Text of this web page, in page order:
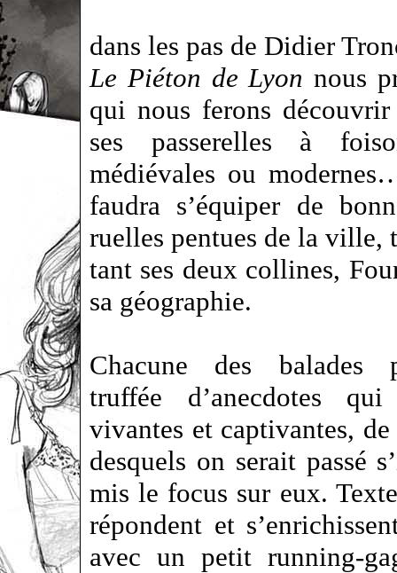
dans les pas de Didier
Le Piéton de Lyon nous
qui nous ferons
ses passerelles à
médiévales ou
faudra s’équiper de
ruelles pentues de la ville,
tant ses deux collines,
sa géographie.
Chacune des balades
truffée d’anecdotes
vivantes et captivantes,
desquels on serait passé
mis le focus sur eux.
répondent et
avec un petit running-